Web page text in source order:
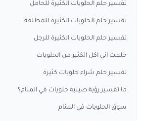
تفسير حلم الحلويات الكثيرة للحامل
تفسير حلم الحلويات الكثيرة للمطلقة
تفسير حلم الحلويات الكثيرة للرجل
حلمت اني اكل الكثير من الحلويات
تفسير حلم شراء حلويات كثيرة
ما تفسير رؤية صينية حلويات في المنام؟
سوق الحلويات في المنام